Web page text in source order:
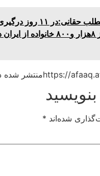
عبدالمطلب حقانی:در ۱۱
ایران و اسراییل بیش از ۸هزار و۸۰۰
منتشر شده
شده‌اند *